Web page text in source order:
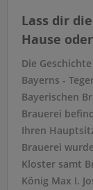
Lass dir
Hause
Die
Bayerns -
Bayerischen
Brauerei
Ihren
Brauerei
Kloster samt
König Max I.